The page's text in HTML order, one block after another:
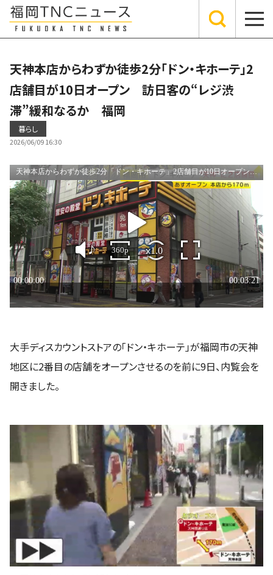
天神本店からわずか徒歩2分「ドン・キホーテ」2
店舗目が10日オープン 訪日客の“レジ渋
滞”緩和なるか 福岡
暮らし
2026/06/09 16:30
大手ディスカウントストアの「ドン・キホーテ」が福岡市の天神
地区に2番目の店舗をオープンさせるのを前に9日、内覧会を
開きました。